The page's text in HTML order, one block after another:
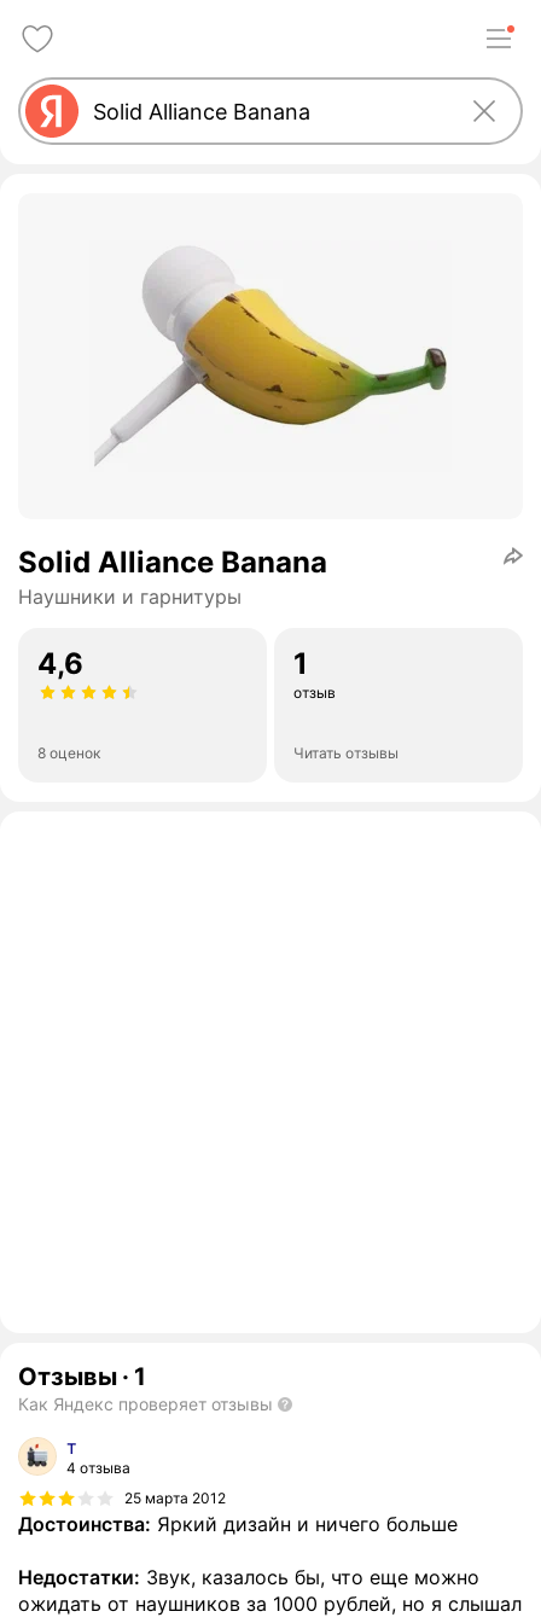
Solid Alliance Banana
Наушники и гарнитуры
4,6
8 оценок
1
отзыв
Читать отзывы
Отзывы · 1
Как Яндекс проверяет отзывы
т
4 отзыва
25 марта 2012
Достоинства: Яркий дизайн и ничего больше
Недостатки: Звук, казалось бы, что еще можно
ожидать от наушников за 1000 рублей, но я слышал